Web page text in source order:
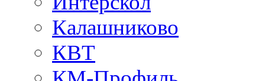
Калашниково
КВТ